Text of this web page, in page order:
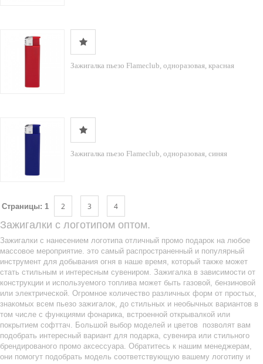
Зажигалка пьезо Flameclub, одноразовая, красная
Зажигалка пьезо Flameclub, одноразовая, синяя
Страницы: 1 2 3 4
Зажигалки с логотипом оптом.
Зажигалки с нанесением логотипа отличный промо подарок на любое
массовое мероприятие. это самый распространенный и популярный
инструмент для добывания огня в наше время, который также может
стать стильным и интересным сувениром. Зажигалка в зависимости от
конструкции и используемого топлива может быть газовой, бензиновой
или электрической. Огромное количество различных форм от простых,
знакомых всем пьезо зажигалок, до стильных и необычных вариантов в
том числе с функциями фонарика, встроенной открывалкой или
покрытием софттач. Большой выбор моделей и цветов позволят вам
подобрать интересный вариант для подарка, сувенира или стильного
брендированого промо аксессуара. Обратитесь к нашим менеджерам,
они помогут подобрать модель соответствующую вашему логотипу и